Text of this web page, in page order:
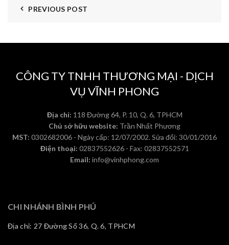
PREVIOUS POST
CÔNG TY TNHH THƯƠNG MẠI - DỊCH
VỤ VĨNH PHONG
Địa chỉ: 118 Đường 64, P. 10, Q. 6, TPHCM
Chủ sở hữu website: Trần Nhất Phương
MST: 0302682006 - Ngày cấp: 12/07/2002. Sửa đổi: 30/01/2016
Điện thoại: 02837552626 - Fax: 02837552571
Email: info@vinhphong.com
CHI NHÁNH BÌNH PHÚ
Địa chỉ: 27 Đường Số 36, Q. 6, TPHCM